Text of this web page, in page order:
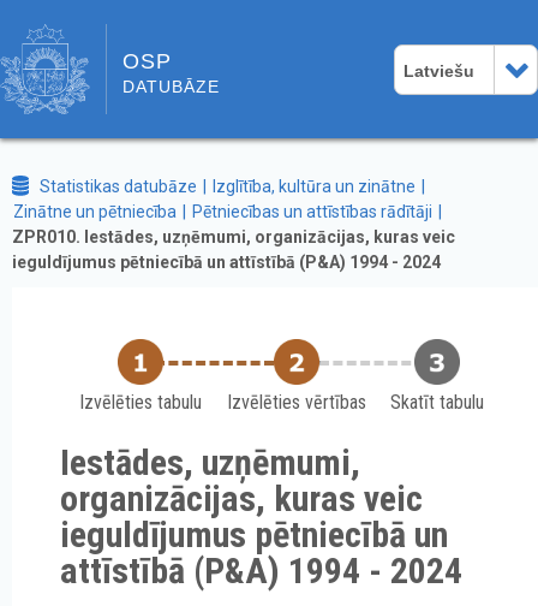
OSP
DATUBĀZE
Latviešu
Statistikas datubāze
Izglītība, kultūra un zinātne
Zinātne un pētniecība
Pētniecības un attīstības rādītāji
ZPR010. Iestādes, uzņēmumi, organizācijas, kuras veic
ieguldījumus pētniecībā un attīstībā (P&A) 1994 - 2024
Izvēlēties tabulu Izvēlēties vērtības Skatīt tabulu
Iestādes, uzņēmumi,
organizācijas, kuras veic
ieguldījumus pētniecībā un
attīstībā (P&A) 1994 - 2024